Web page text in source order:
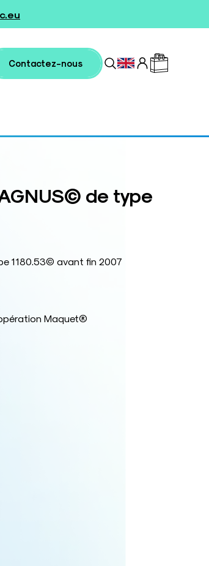
Contactez-nous
de type
1180.53© avant fin 2007
Maquet®